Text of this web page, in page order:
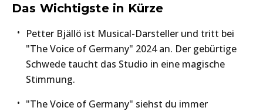
Das Wichtigste in Kürze
Petter Bjällö ist Musical-Darsteller und tritt bei
"The Voice of Germany" 2024 an. Der gebürtige
Schwede taucht das Studio in eine magische
Stimmung.
"The Voice of Germany" siehst du immer